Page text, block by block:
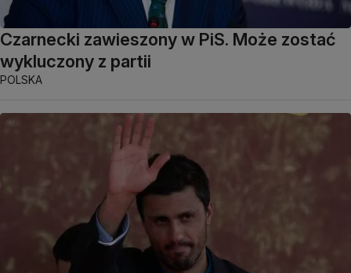
Czarnecki zawieszony w PiS. Może zostać
wykluczony z partii
POLSKA